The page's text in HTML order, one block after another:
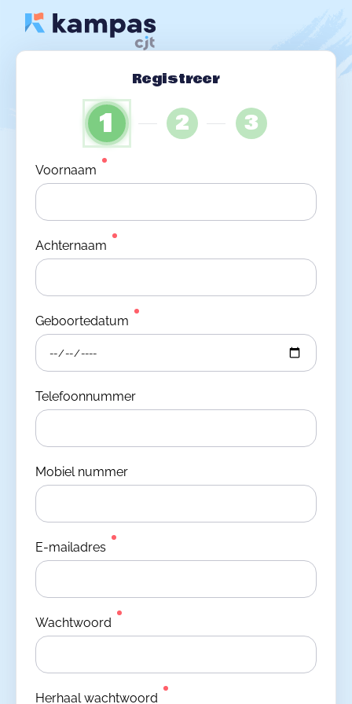
Registreer
1 2 3
Voornaam
Achternaam
Geboortedatum
Telefoonnummer
Mobiel nummer
E-mailadres
Wachtwoord
Herhaal wachtwoord